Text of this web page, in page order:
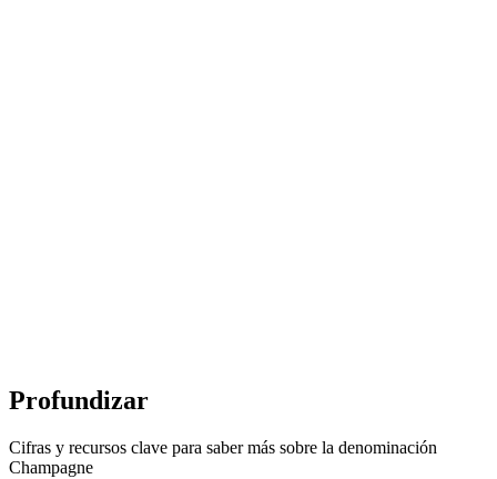
Profundizar
Cifras y recursos clave para saber más sobre la denominación
Champagne